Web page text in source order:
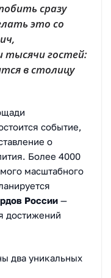
сразу
это со
тысячи гостей:
в столицу
событие,
о
Более 4000
масштабного
России —
достижений
два уникальных